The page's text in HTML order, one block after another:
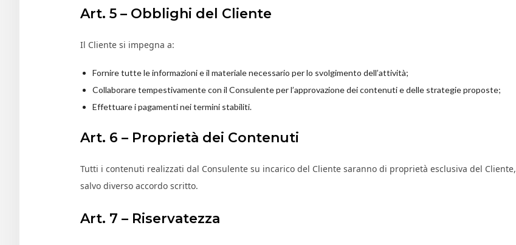
Art. 5 – Obblighi del Cliente
Il Cliente si impegna a:
Fornire tutte le informazioni e il materiale necessario per lo svolgimento dell’attività;
Collaborare tempestivamente con il Consulente per l’approvazione dei contenuti e delle strategie proposte;
Effettuare i pagamenti nei termini stabiliti.
Art. 6 – Proprietà dei Contenuti
Tutti i contenuti realizzati dal Consulente su incarico del Cliente saranno di proprietà esclusiva del Cliente,
salvo diverso accordo scritto.
Art. 7 – Riservatezza